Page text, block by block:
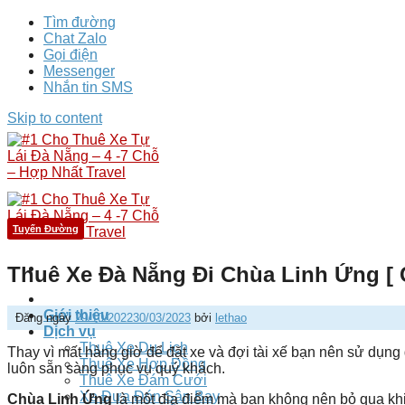
Tìm đường
Chat Zalo
Gọi điện
Messenger
Nhắn tin SMS
Skip to content
Giới thiệu
Dịch vụ
Thuê Xe Du Lịch
Thuê Xe Hợp Đồng
Thuê Xe Đám Cưới
Xe Đưa Đón Sân Bay
Tuyến Đường
Thuê Xe Đà Nẵng Đi Chùa Linh Ứng [
Đăng ngày 29/10/202230/03/2023 bởi lethao
Thay vì mất hàng giờ để đặt xe và đợi tài xế bạn nên sử dụng
luôn sẵn sàng phục vụ quý khách.
Chùa Linh Ứnglà một địa điểm mà bạn không nên bỏ qua